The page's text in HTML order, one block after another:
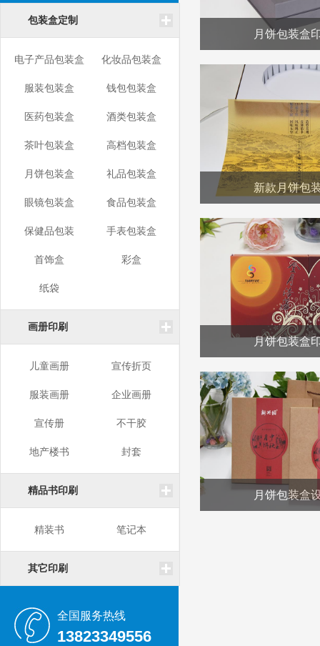
包装盒定制
电子产品包装盒 化妆品包装盒
服装包装盒 钱包包装盒
医药包装盒 酒类包装盒
茶叶包装盒 高档包装盒
月饼包装盒 礼品包装盒
眼镜包装盒 食品包装盒
保健品包装 手表包装盒
首饰盒 彩盒
纸袋
画册印刷
儿童画册 宣传折页
服装画册 企业画册
宣传册 不干胶
地产楼书 封套
精品书印刷
精装书 笔记本
其它印刷
全国服务热线
13823349556
月饼包装盒
新款月饼包
月饼包装盒
月饼包装盒